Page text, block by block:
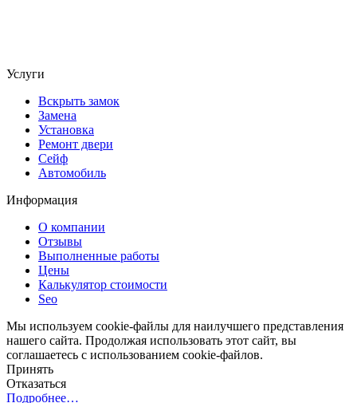
Услуги
Вскрыть замок
Замена
Установка
Ремонт двери
Сейф
Автомобиль
Информация
О компании
Отзывы
Выполненные работы
Цены
Калькулятор стоимости
Seo
Мы используем cookie-файлы для наилучшего представления
нашего сайта. Продолжая использовать этот сайт, вы
соглашаетесь с использованием cookie-файлов.
Принять
Отказаться
Подробнее…